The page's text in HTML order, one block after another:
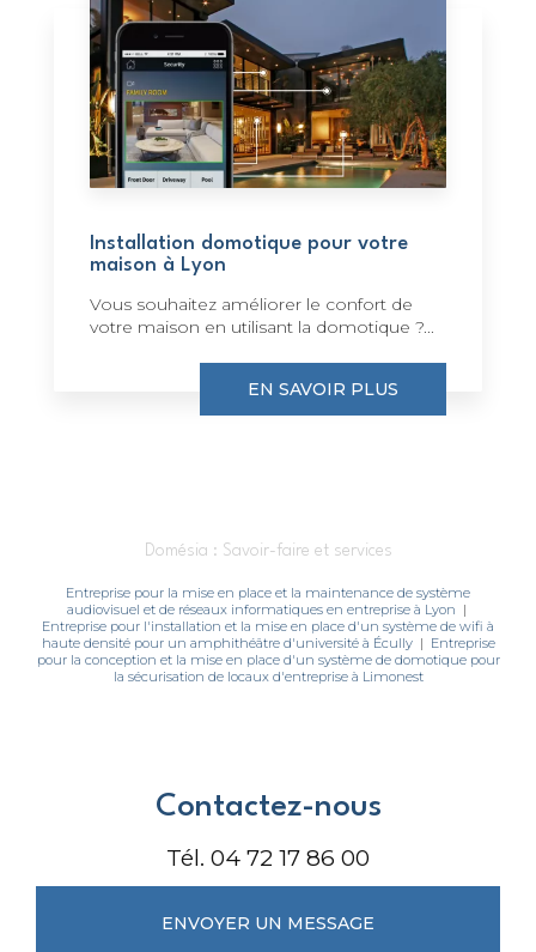
Installation domotique pour votre
maison à Lyon
Vous souhaitez améliorer le confort de
votre maison en utilisant la domotique ?...
EN SAVOIR PLUS
Domésia : Savoir-faire et services
Entreprise pour la mise en place et la maintenance de système
audiovisuel et de réseaux informatiques en entreprise à Lyon |
Entreprise pour l'installation et la mise en place d'un système de wifi à
haute densité pour un amphithéâtre d'université à Écully| Entreprise
pour la conception et la mise en place d'un système de domotique pour
la sécurisation de locaux d'entreprise à Limonest
Contactez-nous
Tél. 04 72 17 86 00
ENVOYER UN MESSAGE